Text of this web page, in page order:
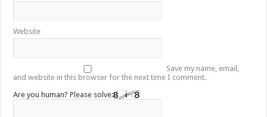
Website
Save my name, email,
and website in this browser for the next time I comment.
Are you human? Please solve: